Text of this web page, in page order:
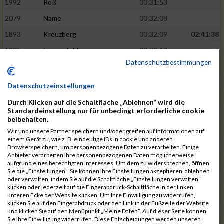
1992 Roß
00:31:53
2079
Name
00:32:08
1893
Kreuzberg 00:32:09
02:41:38
1905
Langenfeld
00:32:13
2120
00:32:22
1787
Friedrich
1794
Gamisch
00:32:27
2046
Sorger 00:32:30
02:42:48
2047
Sorger
00:32:30
2051
Stephan
00:32:31
2065
Thome
00:32:35
1719
Barth
00:32:42
2116
Koch 00:32:45
02:44:32
1937
Meyer
00:32:49
Datenschutzbestimmungen
Datenschutzeinstellungen
Durch Klicken auf die Schaltfläche „Ablehnen“ wird die
Standardeinstellung nur für unbedingt erforderliche cookie
beibehalten.
Wir und unsere Partner speichern und/oder greifen auf Informationen auf
einem Gerät zu, wie z. B. eindeutige IDs in cookie und anderen
Browserspeichern, um personenbezogene Daten zu verarbeiten. Einige
Anbieter verarbeiten Ihre personenbezogenen Daten möglicherweise
aufgrund eines berechtigten Interesses. Um dem zu widersprechen, öffnen
Sie die „Einstellungen“. Sie können Ihre Einstellungen akzeptieren, ablehnen
oder verwalten, indem Sie auf die Schaltfläche „Einstellungen verwalten“
klicken oder jederzeit auf die Fingerabdruck-Schaltfläche in der linken
unteren Ecke der Website klicken. Um Ihre Einwilligung zu widerrufen,
klicken Sie auf den Fingerabdruck oder den Link in der Fußzeile der Website
und klicken Sie auf den Menüpunkt „Meine Daten“. Auf dieser Seite können
Sie Ihre Einwilligung widerrufen. Diese Entscheidungen werden unseren